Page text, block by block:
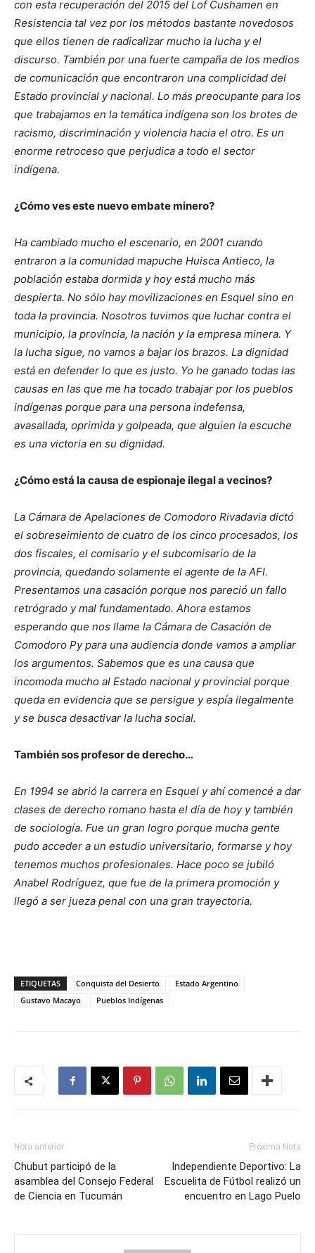
con esta recuperación del 2015 del Lof Cushamen en
Resistencia tal vez por los métodos bastante novedosos
que ellos tienen de radicalizar mucho la lucha y el
discurso. También por una fuerte campaña de los medios
de comunicación que encontraron una complicidad del
Estado provincial y nacional. Lo más preocupante para los
que trabajamos en la temática indígena son los brotes de
racismo, discriminación y violencia hacia el otro. Es un
enorme retroceso que perjudica a todo el sector
indígena.
¿Cómo ves este nuevo embate minero?
Ha cambiado mucho el escenario, en 2001 cuando
entraron a la comunidad mapuche Huisca Antieco, la
población estaba dormida y hoy está mucho más
despierta. No sólo hay movilizaciones en Esquel sino en
toda la provincia. Nosotros tuvimos que luchar contra el
municipio, la provincia, la nación y la empresa minera. Y
la lucha sigue, no vamos a bajar los brazos. La dignidad
está en defender lo que es justo. Yo he ganado todas las
causas en las que me ha tocado trabajar por los pueblos
indígenas porque para una persona indefensa,
avasallada, oprimida y golpeada, que alguien la escuche
es una victoria en su dignidad.
¿Cómo está la causa de espionaje ilegal a vecinos?
La Cámara de Apelaciones de Comodoro Rivadavia dictó
el sobreseimiento de cuatro de los cinco procesados, los
dos fiscales, el comisario y el subcomisario de la
provincia, quedando solamente el agente de la AFI.
Presentamos una casación porque nos pareció un fallo
retrógrado y mal fundamentado. Ahora estamos
esperando que nos llame la Cámara de Casación de
Comodoro Py para una audiencia donde vamos a ampliar
los argumentos. Sabemos que es una causa que
incomoda mucho al Estado nacional y provincial porque
queda en evidencia que se persigue y espía ilegalmente
y se busca desactivar la lucha social.
También sos profesor de derecho…
En 1994 se abrió la carrera en Esquel y ahí comencé a dar
clases de derecho romano hasta el día de hoy y también
de sociología. Fue un gran logro porque mucha gente
pudo acceder a un estudio universitario, formarse y hoy
tenemos muchos profesionales. Hace poco se jubiló
Anabel Rodríguez, que fue de la primera promoción y
llegó a ser jueza penal con una gran trayectoria.
ETIQUETAS Conquista del Desierto
Estado Argentino
Gustavo Macayo
Pueblos Indígenas
Nota anterior
Chubut participó de la
asamblea del Consejo Federal
de Ciencia en Tucumán
Próxima Nota
Independiente Deportivo: La
Escuelita de Fútbol realizó un
encuentro en Lago Puelo